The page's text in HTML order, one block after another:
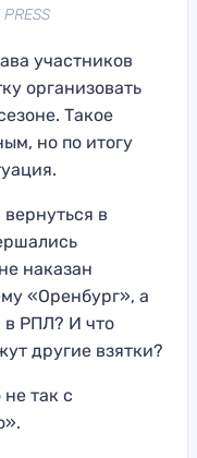
участников
организовать
Такое
но по итогу
в
наказан
«Оренбург», а
в РПЛ? И что
другие взятки?
так с